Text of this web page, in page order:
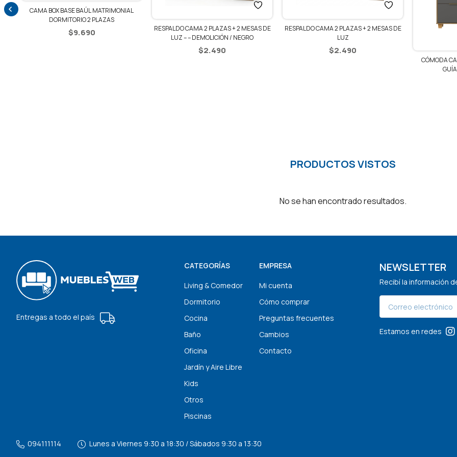
BOX BASE BAÚL MATRIMONIAL
DORMITORIO 2 PLAZAS
RESPALDO CAMA 2 PLAZAS + 2 MESAS DE
LUZ – – DEMOLICIÓN / NEGRO
RESPALDO CAMA 2 PLAZAS + 2 MESAS DE
CÓMODA CAJONERA
GUÍAS
PRODUCTOS VISTOS
No se han encontrado resultados.
Entregas a todo el país
CATEGORÍAS
Living & Comedor
Dormitorio
Cocina
Baño
Oficina
Jardín y Aire Libre
Kids
Otros
Piscinas
EMPRESA
Mi cuenta
Cómo comprar
Preguntas frecuentes
Cambios
Contacto
NEWSLETTER
Recibí la información
Estamos en redes
094111114 Lunes a Viernes 9:30 a 18:30 / Sábados 9:30 a 13:30